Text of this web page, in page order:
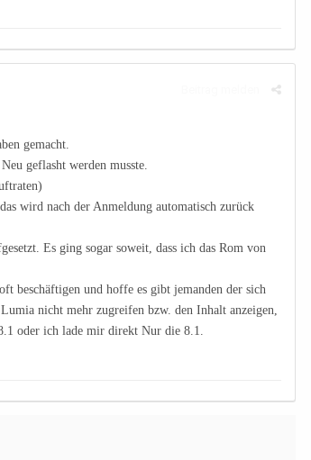
gemacht.
geflasht werden musste.
wird nach der Anmeldung automatisch zurück
Es ging sogar soweit, dass ich das Rom von
beschäftigen und hoffe es gibt jemanden der sich
nicht mehr zugreifen bzw. den Inhalt anzeigen,
oder ich lade mir direkt Nur die 8.1.